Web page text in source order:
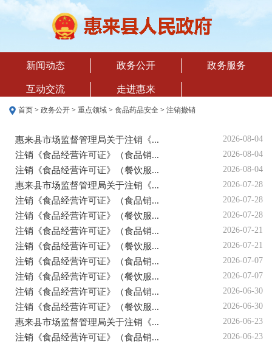
新闻动态 政务公开 政务服务
互动交流 走进惠来
首页 > 政务公开 > 重点领域 > 食品药品安全 > 注销撤销
惠来县市场监督管理局关于注销《... 2026-08-04
注销《食品经营许可证》（食品销... 2026-08-04
注销《食品经营许可证》（餐饮服... 2026-08-04
惠来县市场监督管理局关于注销《... 2026-07-28
注销《食品经营许可证》（食品销... 2026-07-28
注销《食品经营许可证》（餐饮服... 2026-07-28
注销《食品经营许可证》（食品销... 2026-07-21
注销《食品经营许可证》（餐饮服... 2026-07-21
注销《食品经营许可证》（食品销... 2026-07-07
注销《食品经营许可证》（餐饮服... 2026-07-07
注销《食品经营许可证》（食品销... 2026-06-30
注销《食品经营许可证》（餐饮服... 2026-06-30
惠来县市场监督管理局关于注销《... 2026-06-23
注销《食品经营许可证》（食品销... 2026-06-23